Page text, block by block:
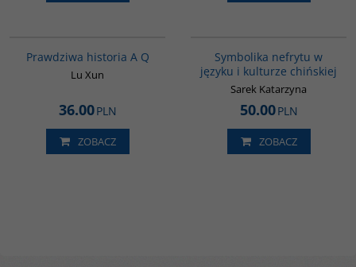
Prawdziwa historia A Q
Lu Xun
36.00PLN
ZOBACZ
Symbolika nefrytu w
języku i kulturze chińskiej
Sarek Katarzyna
50.00PLN
ZOBACZ